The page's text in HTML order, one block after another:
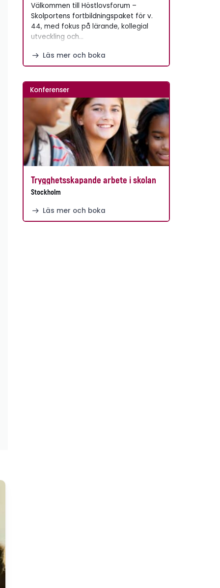
Välkommen till Höstlovsforum –
Skolportens fortbildningspaket för v.
44, med fokus på lärande, kollegial
utveckling och…
Läs mer och boka
Konferenser
Trygghetsskapande arbete i skolan
Stockholm
Läs mer och boka